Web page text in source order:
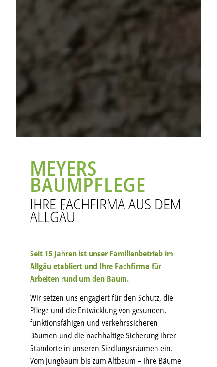
MEYERS
BAUMPFLEGE
IHRE FACHFIRMA AUS DEM
ALLGÄU
Seit 15 Jahren ist unser Familienbetrieb im
Allgäu etabliert und Ihre Fachfirma für
Arbeiten rund um den Baum.
Wir setzen uns engagiert für den Schutz, die
Pflege und die Entwicklung von gesunden,
funktionsfähigen und verkehrssicheren
Bäumen und die nachhaltige Sicherung ihrer
Standorte in unseren Siedlungsräumen ein.
Vom Jungbaum bis zum Altbaum – Ihre Bäume